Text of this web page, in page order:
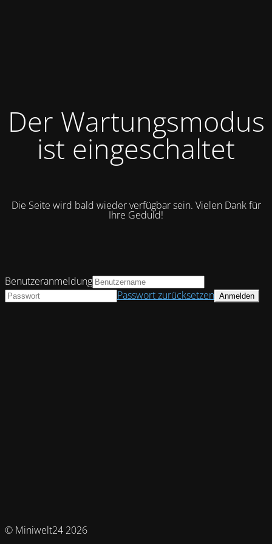
Der Wartungsmodus
ist eingeschaltet
Die Seite wird bald wieder verfügbar sein. Vielen Dank für
Ihre Geduld!
© Miniwelt24 2026
Benutzeranmeldung
Passwort zurücksetzen